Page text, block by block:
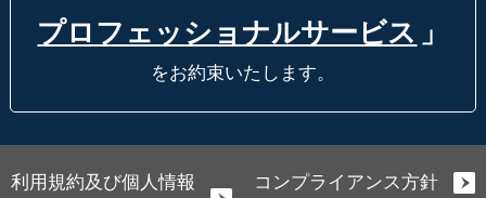
プロフェッショナルサービス 」
をお約束いたします。
利用規約及び個人情報 コンプライアンス方針